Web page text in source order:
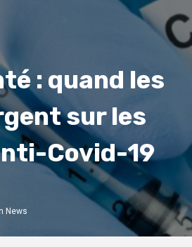
: quand les
sur les
Covid-19
News